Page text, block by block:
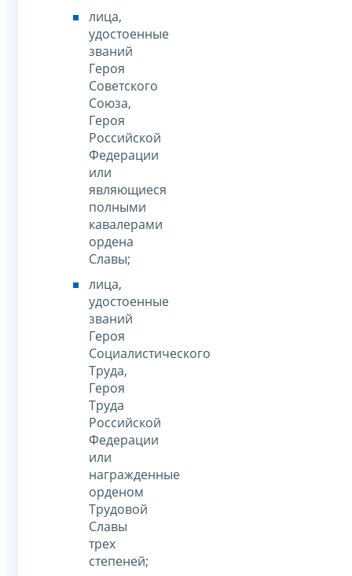
лица,
удостоенные
званий
Героя
Советского
Союза,
Героя
Российской
Федерации
или
являющиеся
полными
кавалерами
ордена
Славы;
лица,
удостоенные
званий
Героя
Социалистического
Труда,
Героя
Труда
Российской
Федерации
или
награжденные
орденом
Трудовой
Славы
трех
степеней;